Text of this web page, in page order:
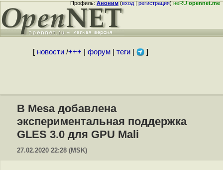
Профиль:Аноним(вход|регистрация)неRUopennet.me
[ новости/+++ форум| теги| ]
В Mesa добавлена
экспериментальная поддержка
GLES 3.0 для GPU Mali
27.02.2020 22:28 (MSK)